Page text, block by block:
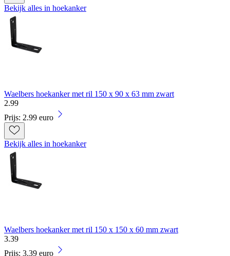
Bekijk alles in hoekanker
Waelbers hoekanker met ril 150 x 90 x 63 mm zwart
2.99
Prijs: 2.99 euro
Bekijk alles in hoekanker
Waelbers hoekanker met ril 150 x 150 x 60 mm zwart
3.39
Prijs: 3.39 euro